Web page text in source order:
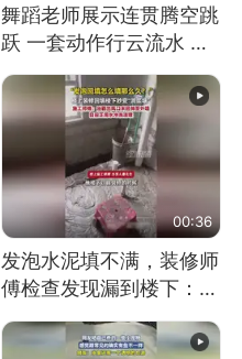
舞蹈老师展示连贯腾空跳
跃 一套动作行云流水 节
奏感拉满 网友：怎么做
到又舞又武的？
00:36
发泡水泥填不满，装修师
傅检查发现漏到楼下：出
风口未延伸到外墙